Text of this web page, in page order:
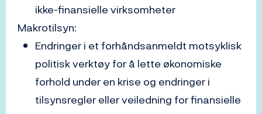
ikke-finansielle virksomheter
Makrotilsyn:
Endringer i et forhåndsanmeldt motsyklisk
politisk verktøy for å lette økonomiske
forhold under en krise og endringer i
tilsynsregler eller veiledning for finansielle